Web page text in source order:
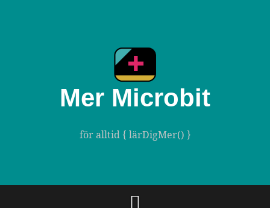
Mer Microbit
för alltid { lärDigMer() }